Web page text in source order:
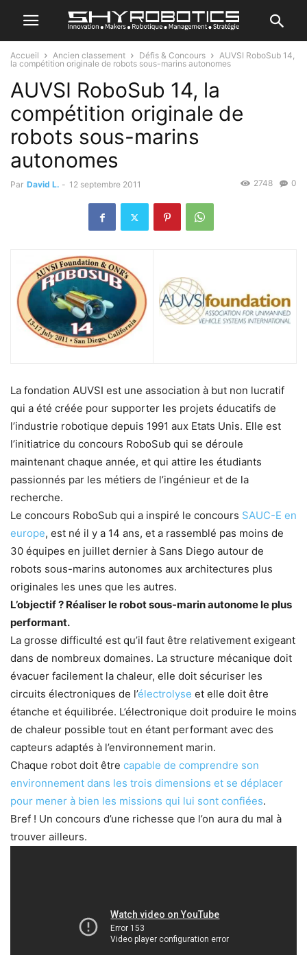
Accueil Ancien classement Défis & Concours
AUVSI RoboSub 14,
la compétition originale de robots sous-marins autonomes
AUVSI RoboSub 14, la
compétition originale de
robots sous-marins
autonomes
Par David L. - 12 septembre 2011 0
2748
La fondation AUVSI est une association à but non lucratif
qui a été créée pour supporter les projets éducatifs de
l’industrie robotique depuis 1991 aux Etats Unis. Elle est
l’initiatrice du concours RoboSub qui se déroule
maintenant chaque année, et qui attire les étudiants
passionnés par les métiers de l’ingénieur et de la
recherche.
Le concours RoboSub qui a inspiré le concours SAUC-E en
europe, est né il y a 14 ans, et a rassemblé pas moins de
30 équipes en juillet dernier à Sans Diego autour de
robots sous-marins autonomes aux architectures plus
originales les unes que les autres.
L’objectif ? Réaliser le robot sous-marin autonome le plus
performant.
La grosse difficulté est qu’il faut être relativement exigeant
dans de nombreux domaines. La structure mécanique doit
évacuer facilement la chaleur, elle doit sécuriser les
circuits électroniques de l’électrolyse et elle doit être
étanche et équilibrée. L’électronique doit produire le moins
de chaleur possible tout en étant performant avec des
capteurs adaptés à l’environnement marin.
Chaque robot doit être capable de comprendre son
environnement dans les trois dimensions et se déplacer
pour mener à bien les missions qui lui sont confiées.
Bref ! Un concours d’une richesse que l’on aura du mal à
trouver ailleurs.